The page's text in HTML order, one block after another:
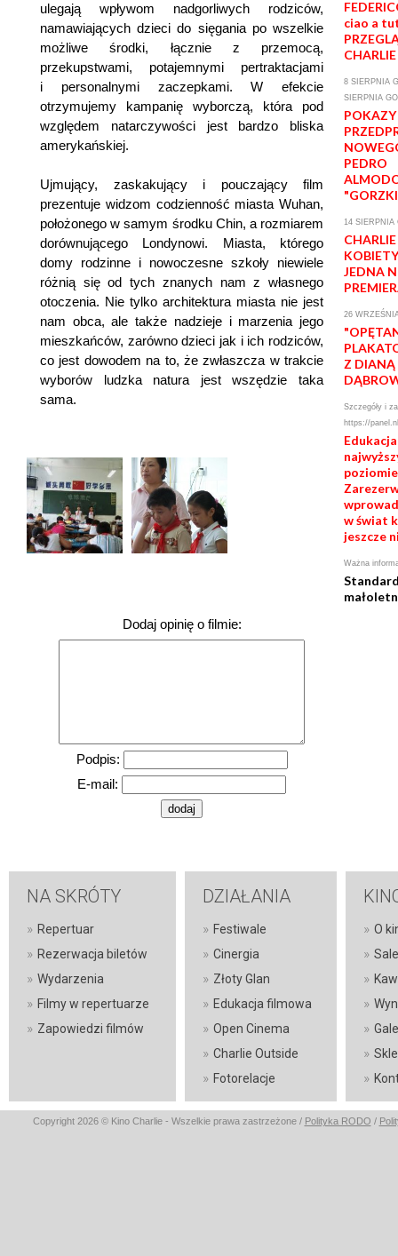
ulegają wpływom nadgorliwych rodziców,
namawiających dzieci do sięgania po wszelkie
możliwe środki, łącznie z przemocą,
przekupstwami, potajemnymi pertraktacjami
i personalnymi zaczepkami. W efekcie
otrzymujemy kampanię wyborczą, która pod
względem natarczywości jest bardzo bliska
amerykańskiej.
Ujmujący, zaskakujący i pouczający film
prezentuje widzom codzienność miasta Wuhan,
położonego w samym środku Chin, a rozmiarem
dorównującego Londynowi. Miasta, którego
domy rodzinne i nowoczesne szkoły niewiele
różnią się od tych znanych nam z własnego
otoczenia. Nie tylko architektura miasta nie jest
nam obca, ale także nadzieje i marzenia jego
mieszkańców, zarówno dzieci jak i ich rodziców,
co jest dowodem na to, że zwłaszcza w trakcie
wyborów ludzka natura jest wszędzie taka
sama.
Dodaj opinię o filmie:
Podpis:
E-mail:
ciao a
CHARLIE
8 SIERPNIA
SIERPNIA
POKAZY
PEDRO
14 SIERPNIA
JEDNA
26
Z DIANĄ
Szczegóły i
https://
w świat
jeszcze
Ważna
NA SKRÓTY
» Repertuar
» Rezerwacja biletów
» Wydarzenia
» Filmy w repertuarze
» Zapowiedzi filmów
DZIAŁANIA
» Festiwale
» Cinergia
» Złoty Glan
» Edukacja filmowa
» Open Cinema
» Charlie Outside
» Fotorelacje
» O
»
»
»
»
»
»
Copyright 2026 © Kino Charlie - Wszelkie prawa zastrzeżone / Polityka RODO /